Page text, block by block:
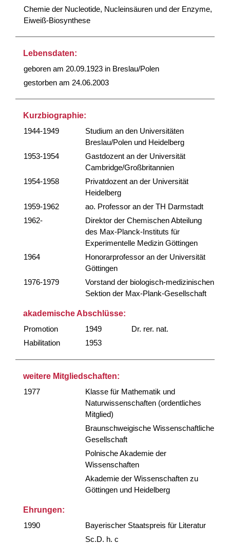
Chemie der Nucleotide, Nucleinsäuren und der Enzyme,
Eiweiß-Biosynthese
Lebensdaten:
geboren am 20.09.1923 in Breslau/Polen
gestorben am 24.06.2003
Kurzbiographie:
1944-1949
Studium an den Universitäten
Breslau/Polen und Heidelberg
1953-1954
Gastdozent an der Universität
Cambridge/Großbritannien
1954-1958
Privatdozent an der Universität
Heidelberg
1959-1962
ao. Professor an der TH Darmstadt
1962-
Direktor der Chemischen Abteilung
des Max-Planck-Instituts für
Experimentelle Medizin Göttingen
1964
Honorarprofessor an der Universität
Göttingen
1976-1979
Vorstand der biologisch-medizinischen
Sektion der Max-Plank-Gesellschaft
akademische Abschlüsse:
Promotion
1949
Dr. rer. nat.
Habilitation
1953
weitere Mitgliedschaften:
1977
Klasse für Mathematik und
Naturwissenschaften (ordentliches
Mitglied)
Braunschweigische Wissenschaftliche
Gesellschaft
Polnische Akademie der
Wissenschaften
Akademie der Wissenschaften zu
Göttingen und Heidelberg
Ehrungen:
1990
Bayerischer Staatspreis für Literatur
Sc.D. h. c